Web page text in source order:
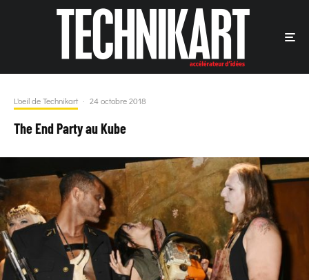
L'oeil de Technikart · 24 octobre 2018
The End Party au Kube